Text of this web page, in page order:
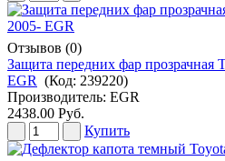
Отзывов (0)
Защита передних фар прозрачная
EGR (Код: 239220)
Производитель: EGR
2438.00 Руб.
Купить